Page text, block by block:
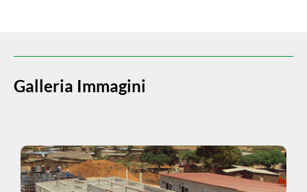
Galleria Immagini